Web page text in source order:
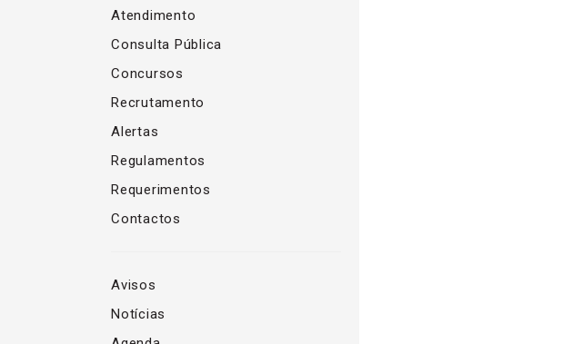
Atendimento
Consulta Pública
Concursos
Recrutamento
Alertas
Regulamentos
Requerimentos
Contactos
Avisos
Notícias